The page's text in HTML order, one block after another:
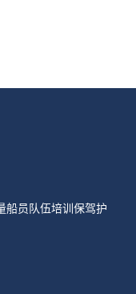
船员队伍培训保驾护